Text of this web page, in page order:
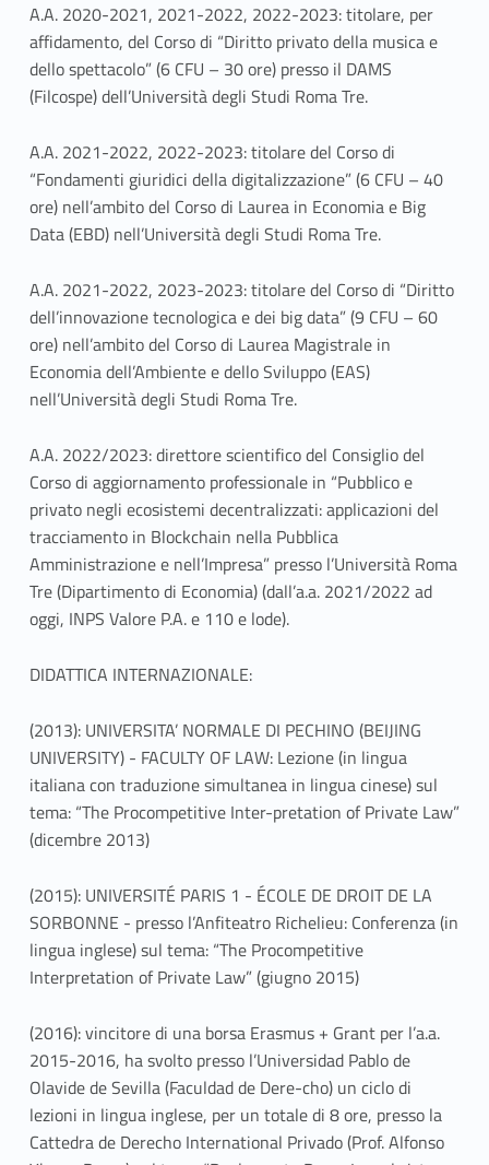
A.A. 2020-2021, 2021-2022, 2022-2023: titolare, per
affidamento, del Corso di “Diritto privato della musica e
dello spettacolo” (6 CFU – 30 ore) presso il DAMS
(Filcospe) dell’Università degli Studi Roma Tre.
A.A. 2021-2022, 2022-2023: titolare del Corso di
“Fondamenti giuridici della digitalizzazione” (6 CFU – 40
ore) nell’ambito del Corso di Laurea in Economia e Big
Data (EBD) nell’Università degli Studi Roma Tre.
A.A. 2021-2022, 2023-2023: titolare del Corso di “Diritto
dell’innovazione tecnologica e dei big data” (9 CFU – 60
ore) nell’ambito del Corso di Laurea Magistrale in
Economia dell’Ambiente e dello Sviluppo (EAS)
nell’Università degli Studi Roma Tre.
A.A. 2022/2023: direttore scientifico del Consiglio del
Corso di aggiornamento professionale in “Pubblico e
privato negli ecosistemi decentralizzati: applicazioni del
tracciamento in Blockchain nella Pubblica
Amministrazione e nell’Impresa” presso l’Università Roma
Tre (Dipartimento di Economia) (dall’a.a. 2021/2022 ad
oggi, INPS Valore P.A. e 110 e lode).
DIDATTICA INTERNAZIONALE:
(2013): UNIVERSITA’ NORMALE DI PECHINO (BEIJING
UNIVERSITY) - FACULTY OF LAW: Lezione (in lingua
italiana con traduzione simultanea in lingua cinese) sul
tema: “The Procompetitive Inter-pretation of Private Law”
(dicembre 2013)
(2015): UNIVERSITÉ PARIS 1 - ÉCOLE DE DROIT DE LA
SORBONNE - presso l’Anfiteatro Richelieu: Conferenza (in
lingua inglese) sul tema: “The Procompetitive
Interpretation of Private Law” (giugno 2015)
(2016): vincitore di una borsa Erasmus + Grant per l’a.a.
2015-2016, ha svolto presso l’Universidad Pablo de
Olavide de Sevilla (Faculdad de Dere-cho) un ciclo di
lezioni in lingua inglese, per un totale di 8 ore, presso la
Cattedra de Derecho International Privado (Prof. Alfonso